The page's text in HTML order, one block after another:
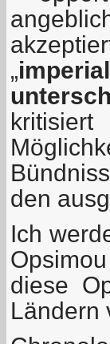
„
den
Ich
diese
Ländern